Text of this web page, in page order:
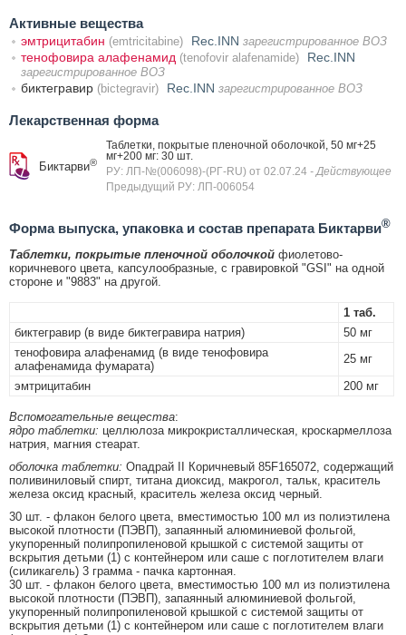
Активные вещества
эмтрицитабин (emtricitabine) Rec.INN зарегистрированное ВОЗ
тенофовира алафенамид (tenofovir alafenamide) Rec.INN
зарегистрированное ВОЗ
биктегравир (bictegravir) Rec.INN зарегистрированное ВОЗ
Лекарственная форма
Биктарви®
Таблетки, покрытые пленочной оболочкой, 50 мг+25
мг+200 мг: 30 шт.
РУ: ЛП-№(006098)-(РГ-RU) от 02.07.24 - Действующее
Предыдущий РУ: ЛП-006054
Форма выпуска, упаковка и состав препарата Биктарви®
Таблетки, покрытые пленочной оболочкой фиолетово-
коричневого цвета, капсулообразные, с гравировкой "GSI" на одной
стороне и "9883" на другой.
1 таб.
биктегравир (в виде биктегравира натрия)
50 мг
тенофовира алафенамид (в виде тенофовира
алафенамида фумарата)
25 мг
эмтрицитабин
200 мг
Вспомогательные вещества:
ядро таблетки: целлюлоза микрокристаллическая, кроскармеллоза
натрия, магния стеарат.
оболочка таблетки: Опадрай II Коричневый 85F165072, содержащий
поливиниловый спирт, титана диоксид, макрогол, тальк, краситель
железа оксид красный, краситель железа оксид черный.
30 шт. - флакон белого цвета, вместимостью 100 мл из полиэтилена
высокой плотности (ПЭВП), запаянный алюминиевой фольгой,
укупоренный полипропиленовой крышкой с системой защиты от
вскрытия детьми (1) с контейнером или саше с поглотителем влаги
(силикагель) 3 грамма - пачка картонная.
30 шт. - флакон белого цвета, вместимостью 100 мл из полиэтилена
высокой плотности (ПЭВП), запаянный алюминиевой фольгой,
укупоренный полипропиленовой крышкой с системой защиты от
вскрытия детьми (1) с контейнером или саше с поглотителем влаги